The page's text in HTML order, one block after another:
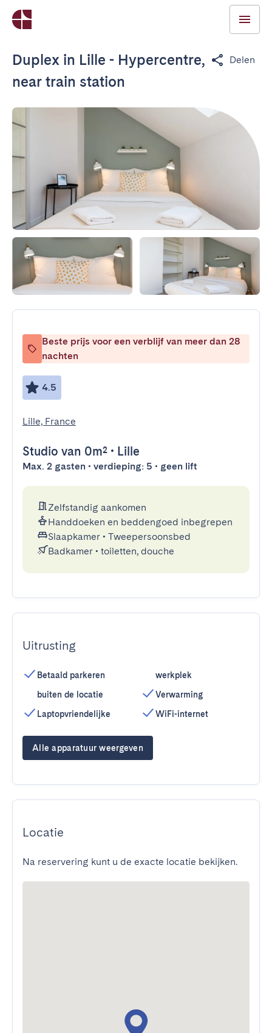
Duplex in Lille - Hypercentre,
near train station
Delen
Beste prijs voor een verblijf van meer dan 28
nachten
4.5
Lille, France
Studio van 0m² • Lille
Max. 2 gasten • verdieping: 5 • geen lift
Zelfstandig aankomen
Handdoeken en beddengoed inbegrepen
Slaapkamer • Tweepersoonsbed
Badkamer • toiletten, douche
Uitrusting
Betaald parkeren
buiten de locatie
Laptopvriendelijke
werkplek
Verwarming
WiFi-internet
Alle apparatuur weergeven
Locatie
Na reservering kunt u de exacte locatie bekijken.